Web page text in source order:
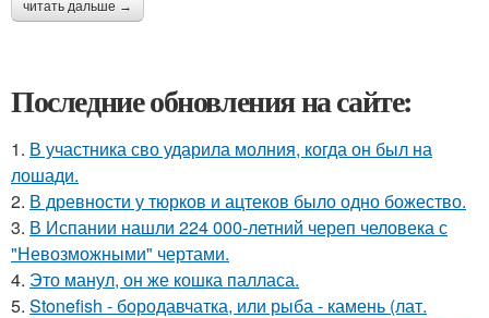
читать дальше →
Последние обновления на сайте:
1. В участника сво ударила молния, когда он был на
лошади.
2. В древности у тюрков и ацтеков было одно божество.
3. В Испании нашли 224 000-летний череп человека с
"Невозможными" чертами.
4. Это манул, он же кошка палласа.
5. Stonefish - бородавчатка, или рыба - камень (лат.